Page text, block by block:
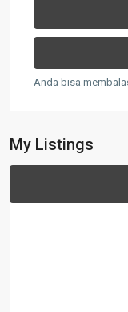
Anda bisa
My Listings